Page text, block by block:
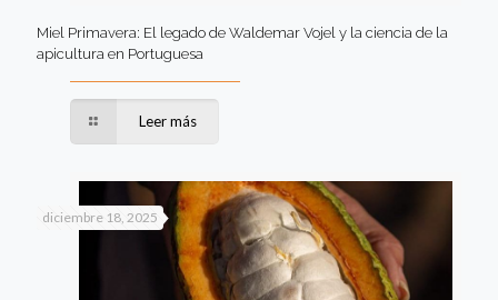
Miel Primavera: El legado de Waldemar Vojel y la ciencia de la
apicultura en Portuguesa
Leer más
diciembre 18, 2025